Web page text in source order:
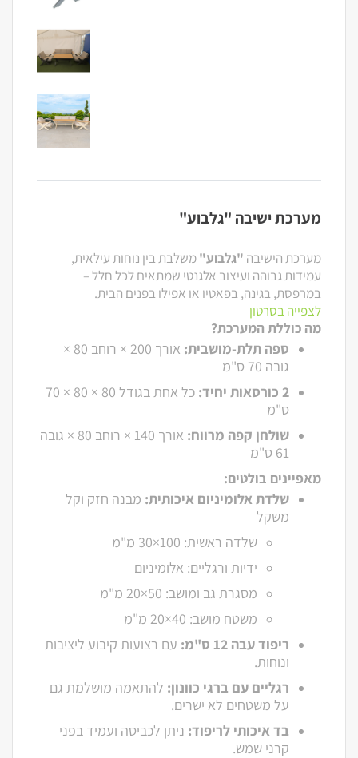
מערכת ישיבה "גלבוע"
מערכת הישיבה "גלבוע"משלבת בין נוחות עילאית,
עמידות גבוהה ועיצוב אלגנטי שמתאים לכל חלל –
במרפסת, בגינה, בפאטיו או אפילו בפנים הבית.
לצפייה בסרטון
מה כוללת המערכת?
ספה תלת-מושבית:
אורך 200 × רוחב 80 ×
גובה 70 ס"מ
2 כורסאות יחיד:
כל אחת בגודל 80 × 80 × 70
ס"מ
שולחן קפה מרווח:
אורך 140 × רוחב 80 × גובה
61 ס"מ
מאפיינים בולטים:
שלדת אלומיניום איכותית: מבנה חזק וקל
משקל
שלדה ראשית: 100×30 מ"מ
ידיות ורגליים: אלומיניום
מסגרת גב ומושב: 50×20 מ"מ
משטח מושב: 40×20 מ"מ
ריפוד עבה 12 ס"מ:
עם רצועות קיבוע ליציבות
ונוחות.
רגליים עם ברגי כוונון: להתאמה מושלמת גם
על משטחים לא ישרים.
בד איכותי לריפוד: ניתן לכביסה ועמיד בפני
קרני שמש.